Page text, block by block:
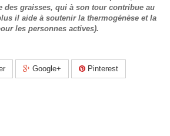
des graisses, qui à son tour contribue au
il aide à soutenir la thermogénèse et la
les personnes actives).
Google+ Pinterest